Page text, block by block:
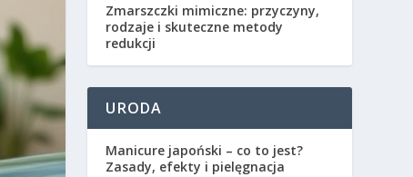
Zmarszczki mimiczne: przyczyny,
rodzaje i skuteczne metody
redukcji
URODA
Manicure japoński – co to jest?
Zasady, efekty i pielęgnacja